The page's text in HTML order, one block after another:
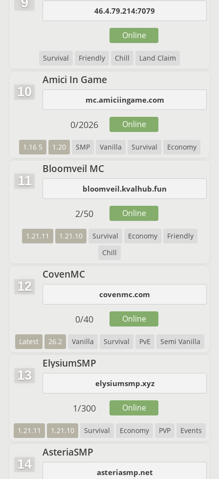
9
46.4.79.214:7079
Survival Friendly Chill Land Claim
Online
10
Amici In Game
mc.amiciingame.com
1.16 5 1.20 SMP Vanilla Survival Economy
0/2026 Online
11
Bloomveil MC
bloomveil.kvalhub.fun
1.21.11 1.21.10 Survival Economy
Friendly
Chill
2/50 Online
12
CovenMC
covenmc.com
Latest 26.2 Vanilla Survival PvE Semi Vanilla
0/40 Online
13
ElysiumSMP
elysiumsmp.xyz
1.21.11 1.21.10 Survival Economy PVP Events
1/300 Online
14
AsteriaSMP
asteriasmp.net